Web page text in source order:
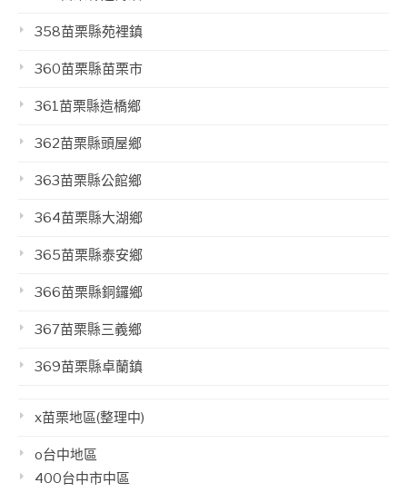
358苗栗縣苑裡鎮
360苗栗縣苗栗市
361苗栗縣造橋鄉
362苗栗縣頭屋鄉
363苗栗縣公館鄉
364苗栗縣大湖鄉
365苗栗縣泰安鄉
366苗栗縣銅鑼鄉
367苗栗縣三義鄉
369苗栗縣卓蘭鎮
x苗栗地區(整理中)
o台中地區
400台中市中區